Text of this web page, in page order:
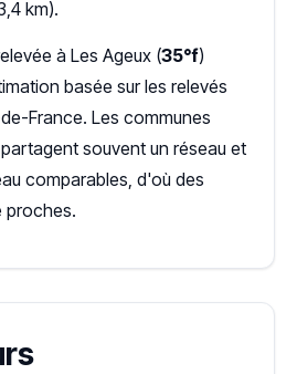
km).
à Les Ageux (35°f)
basée sur les relevés
France. Les communes
souvent un réseau et
comparables, d'où des
proches.